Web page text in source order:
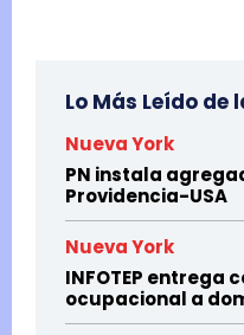
Lo Más Leído de
Nueva York
PN instala
Providencia-USA
Nueva York
INFOTEP
ocupacional a